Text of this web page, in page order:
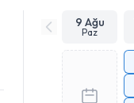
9 Ağu
Paz